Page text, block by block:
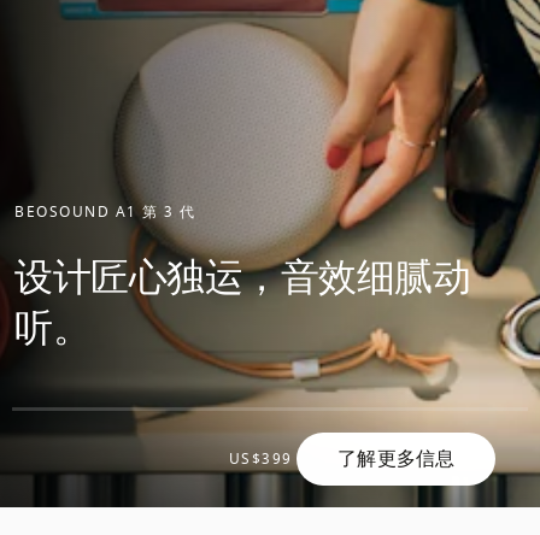
BEOSOUND A1 第 3 代
设计匠心独运，音效细腻动
听。
US$399 了解更多信息